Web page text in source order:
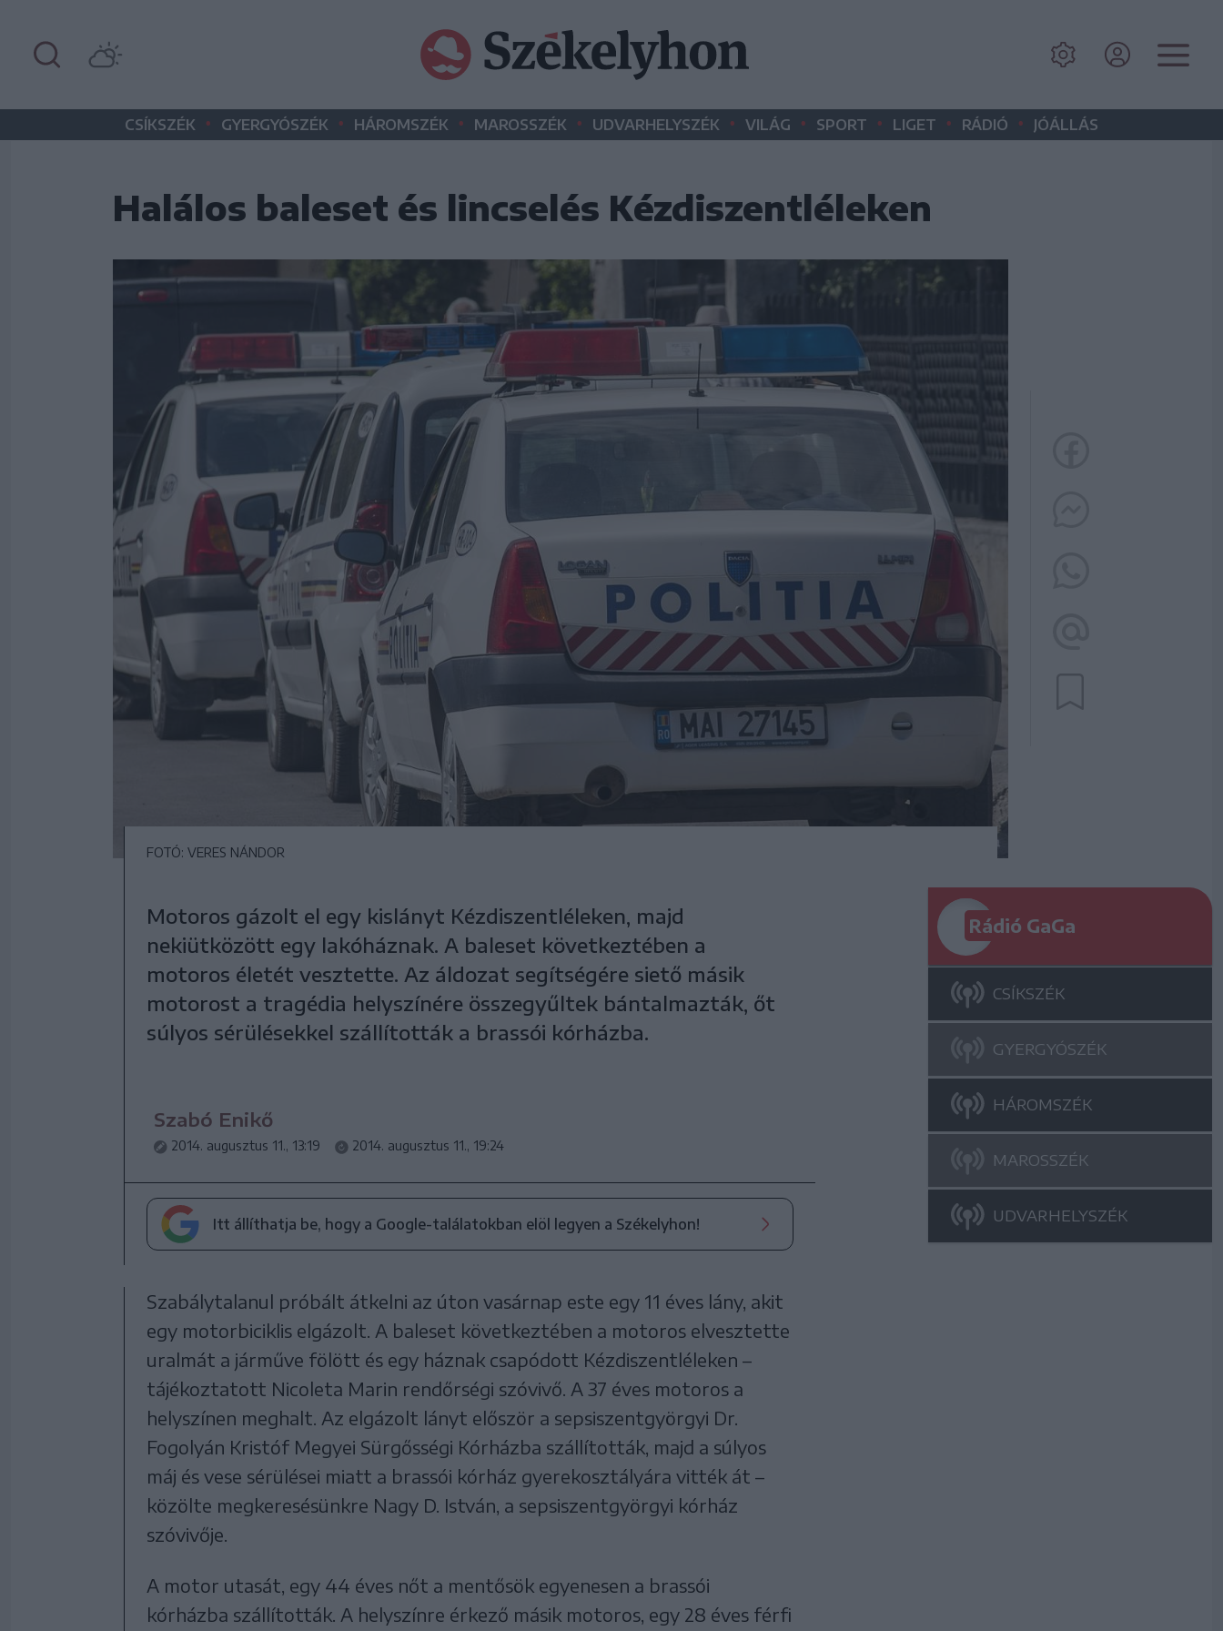
CSÍKSZÉK • GYERGYÓSZÉK • HÁROMSZÉK • MAROSSZÉK • UDVARHELYSZÉK • VILÁG • SPORT • LIGET • RÁDIÓ • JÓÁLLÁS
Halálos baleset és lincselés Kézdiszentléleken
FOTÓ: VERES NÁNDOR
Motoros gázolt el egy kislányt Kézdiszentléleken, majd
nekiütközött egy lakóháznak. A baleset következtében a
motoros életét vesztette. Az áldozat segítségére siető másik
motorost a tragédia helyszínére összegyűltek bántalmazták, őt
súlyos sérülésekkel szállították a brassói kórházba.
Szabó Enikő
2014. augusztus 11., 13:19 2014. augusztus 11., 19:24
Itt állíthatja be, hogy a Google-találatokban elöl legyen a Székelyhon!
Szabálytalanul próbált átkelni az úton vasárnap este egy 11 éves lány, akit
egy motorbiciklis elgázolt. A baleset következtében a motoros elvesztette
uralmát a járműve fölött és egy háznak csapódott Kézdiszentléleken –
tájékoztatott Nicoleta Marin rendőrségi szóvivő. A 37 éves motoros a
helyszínen meghalt. Az elgázolt lányt először a sepsiszentgyörgyi Dr.
Fogolyán Kristóf Megyei Sürgősségi Kórházba szállították, majd a súlyos
máj és vese sérülései miatt a brassói kórház gyerekosztályára vitték át –
közölte megkeresésünkre Nagy D. István, a sepsiszentgyörgyi kórház
szóvivője.
A motor utasát, egy 44 éves nőt a mentősök egyenesen a brassói
kórházba szállították. A helyszínre érkező másik motoros, egy 28 éves férfi
Rádió GaGa
CSÍKSZÉK
GYERGYÓSZÉK
HÁROMSZÉK
MAROSSZÉK
UDVARHELYSZÉK